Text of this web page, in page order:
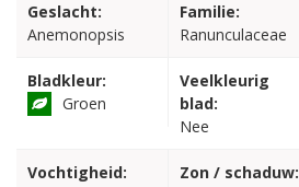
Geslacht:
Anemonopsis
Familie:
Ranunculaceae
Bladkleur:
Groen
Veelkleurig
blad:
Nee
Vochtigheid:
Zon / schaduw: